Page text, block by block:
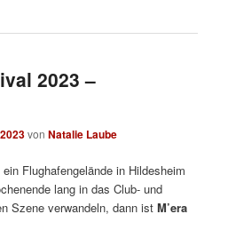
2023 –
vonNatalie Laube
Flughafengelände in Hildesheim
lang in das Club- und
Szene verwandeln, dann istM’era